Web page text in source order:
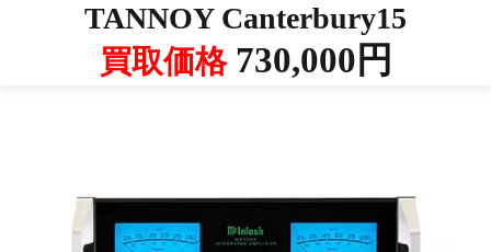
TANNOY Canterbury15
買取価格730,000円